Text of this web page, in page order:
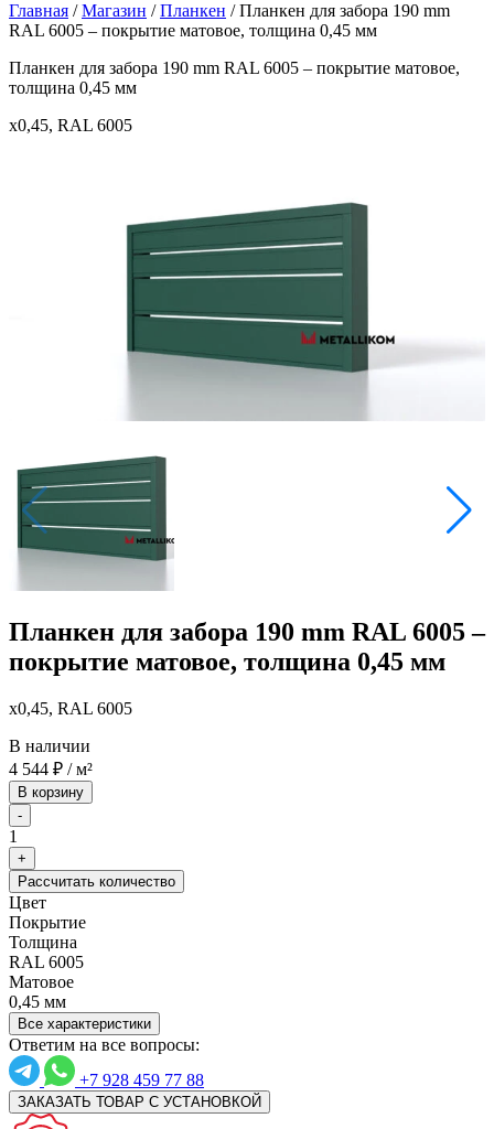
Главная /Магазин /Планкен /Планкен для забора 190 mm
RAL 6005 – покрытие матовое, толщина 0,45 мм
Планкен для забора 190 mm RAL 6005 – покрытие матовое,
толщина 0,45 мм
x0,45, RAL 6005
Планкен для забора 190 mm RAL 6005 –
покрытие матовое, толщина 0,45 мм
x0,45, RAL 6005
В наличии
4 544 ₽ / м²
В корзину
-
1
+
Рассчитать количество
Цвет
Покрытие
Толщина
RAL 6005
Матовое
0,45 мм
Все характеристики
Ответим на все вопросы:
+7 928 459 77 88
ЗАКАЗАТЬ ТОВАР С УСТАНОВКОЙ